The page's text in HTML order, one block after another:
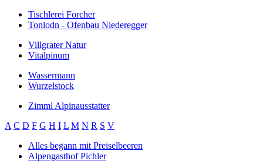
Tischlerei Forcher
Tonlodn - Ofenbau Niederegger
Villgrater Natur
Vitalpinum
Wassermann
Wurzelstock
Zimml Alpinausstatter
A C D F G H I L M N R S V
Alles begann mit Preiselbeeren
Alpengasthof Pichler